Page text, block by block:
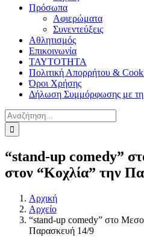
Πρόσωπα
Αφιερώματα
Συνεντεύξεις
Αθλητισμός
Επικοινωνία
ΤΑΥΤΟΤΗΤΑ
Πολιτική Απορρήτου &
Όροι Χρήσης
Δήλωση Συμμόρφωσης με
Αναζήτηση
για:
“stand-up comedy”
στον “Κοχλία” την
Αρχική
Αρχείο
“stand-up comedy” στο
Παρασκευή 14/9